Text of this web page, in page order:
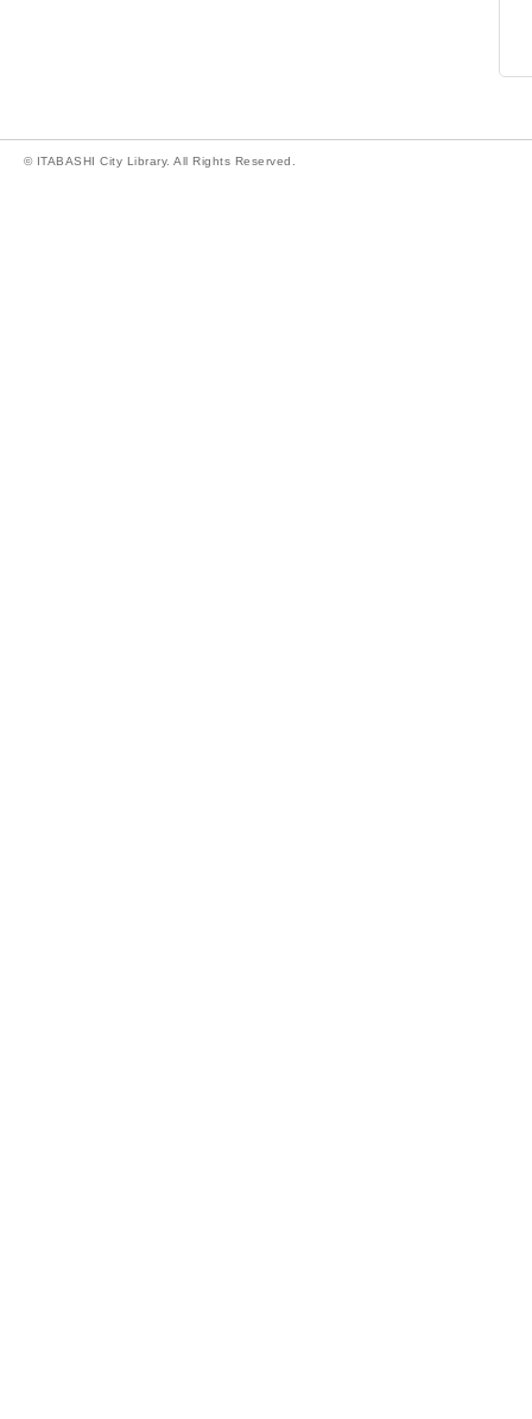
© ITABASHI City Library. All Rights Reserved.